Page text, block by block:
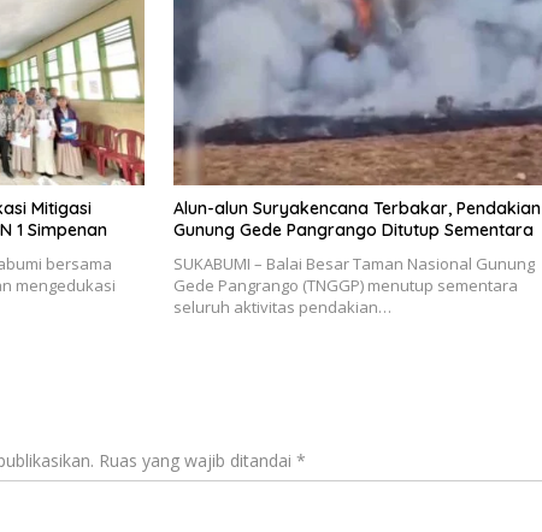
Mitigasi
1 Simpenan
bersama
mengedukasi
Alun-alun Suryakencana Terbakar, Pendakian
Gunung Gede Pangrango Ditutup Sementara
SUKABUMI – Balai Besar Taman Nasional Gunung
Gede Pangrango (TNGGP) menutup sementara
seluruh aktivitas pendakian…
Ruas yang wajib ditandai *